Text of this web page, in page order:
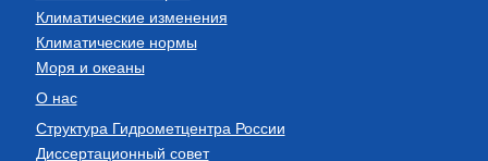
Климатические изменения
Климатические нормы
Моря и океаны
О нас
Структура Гидрометцентра России
Диссертационный совет